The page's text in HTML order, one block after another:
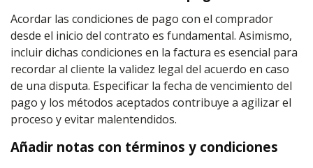
Acordar las condiciones de pago con el comprador
desde el inicio del contrato es fundamental. Asimismo,
incluir dichas condiciones en la factura es esencial para
recordar al cliente la validez legal del acuerdo en caso
de una disputa. Especificar la fecha de vencimiento del
pago y los métodos aceptados contribuye a agilizar el
proceso y evitar malentendidos.
Añadir notas con términos y condiciones